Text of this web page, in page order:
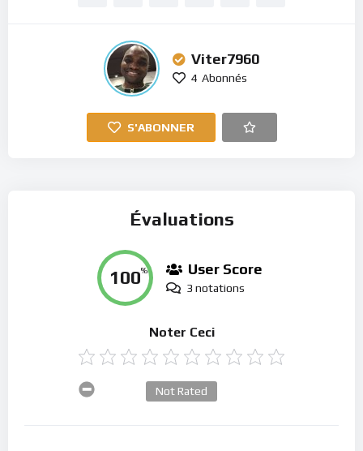
Viter7960
4 Abonnés
S'ABONNER
Évaluations
100% User Score
3 notations
Noter Ceci
Not Rated